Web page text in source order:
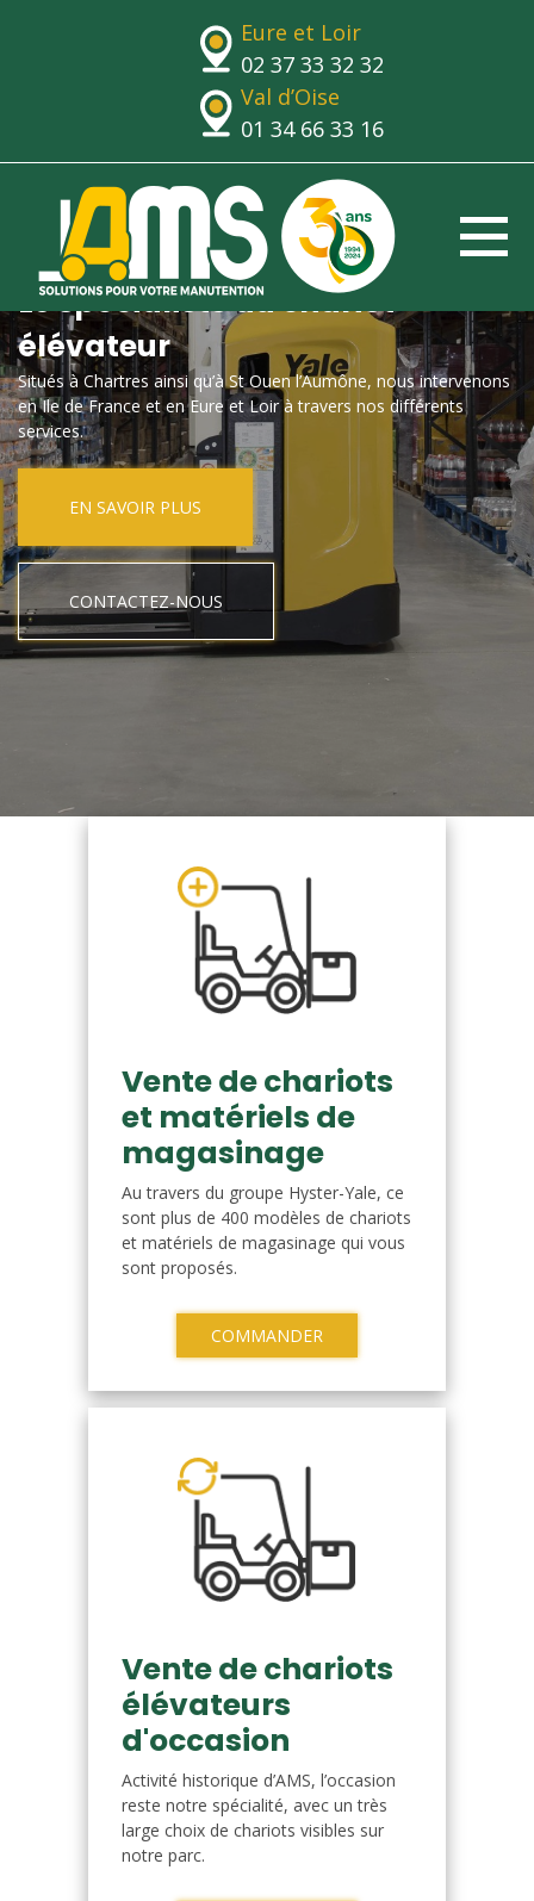
Eure et Loir
02 37 33 32 32
Val d’Oise
01 34 66 33 16
Le spécialiste du chariot
élévateur
Situés à Chartres ainsi qu’à St Ouen l’Aumône, nous intervenons
en Ile de France et en Eure et Loir à travers nos différents
services.
EN SAVOIR PLUS
CONTACTEZ-NOUS
Vente de chariots
et matériels de
magasinage
Au travers du groupe Hyster-Yale, ce
sont plus de 400 modèles de chariots
et matériels de magasinage qui vous
sont proposés.
COMMANDER
Vente de chariots
élévateurs
d'occasion
Activité historique d’AMS, l’occasion
reste notre spécialité, avec un très
large choix de chariots visibles sur
notre parc.